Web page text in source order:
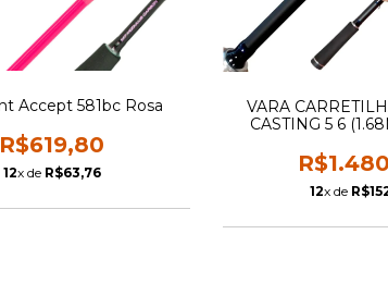
Accept 581bc Rosa
R$619,80
12x de R$63,76
VARA
CASTING 5 6
12x de